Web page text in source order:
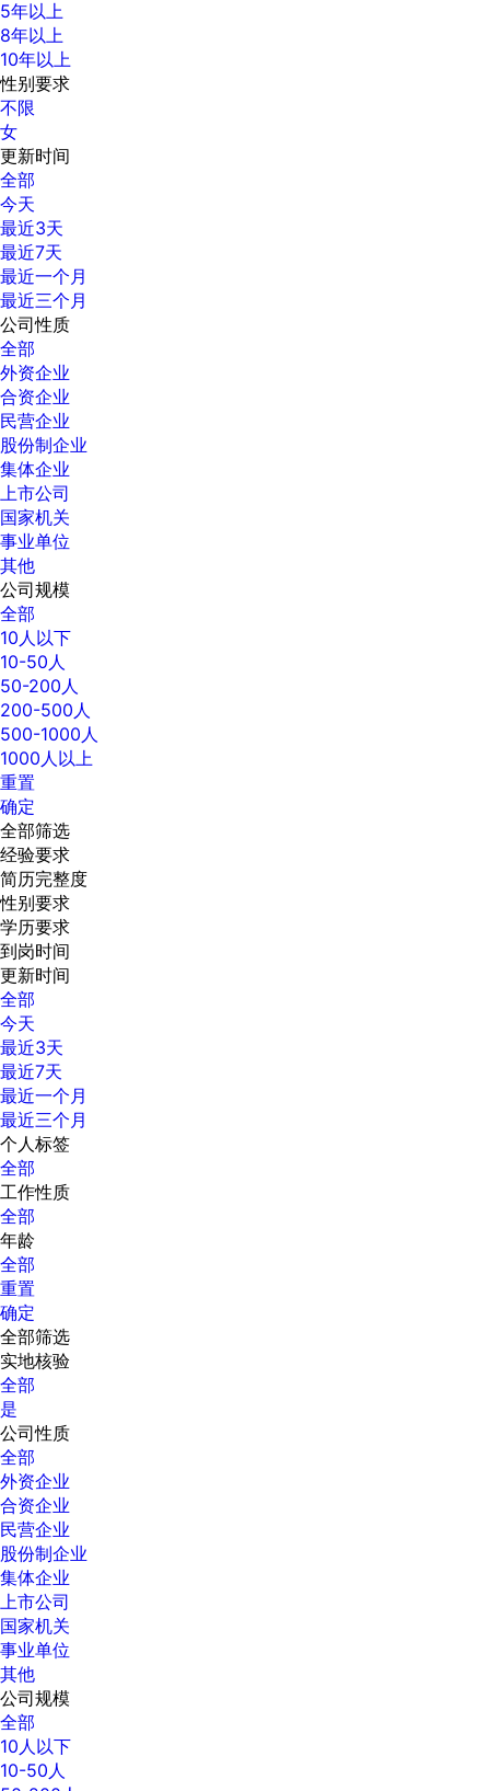
5年以上
8年以上
10年以上
性别要求
不限
女
更新时间
全部
今天
最近3天
最近7天
最近一个月
最近三个月
公司性质
全部
外资企业
合资企业
民营企业
股份制企业
集体企业
上市公司
国家机关
事业单位
其他
公司规模
全部
10人以下
10-50人
50-200人
200-500人
500-1000人
1000人以上
重置
确定
全部筛选
经验要求
简历完整度
性别要求
学历要求
到岗时间
更新时间
全部
今天
最近3天
最近7天
最近一个月
最近三个月
个人标签
全部
工作性质
全部
年龄
全部
重置
确定
全部筛选
实地核验
全部
是
公司性质
全部
外资企业
合资企业
民营企业
股份制企业
集体企业
上市公司
国家机关
事业单位
其他
公司规模
全部
10人以下
10-50人